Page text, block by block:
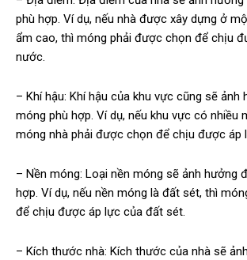
phù hợp. Ví dụ, nếu nhà được xây dựng ở
ẩm cao, thì móng phải được chọn để chịu
nước.
– Khí hậu: Khí hậu của khu vực cũng sẽ ảnh
móng phù hợp. Ví dụ, nếu khu vực có nhiều
móng nhà phải được chọn để chịu được áp
– Nền móng: Loại nền móng sẽ ảnh hưởng
hợp. Ví dụ, nếu nền móng là đất sét, thì
để chịu được áp lực của đất sét.
– Kích thước nhà: Kích thước của nhà sẽ